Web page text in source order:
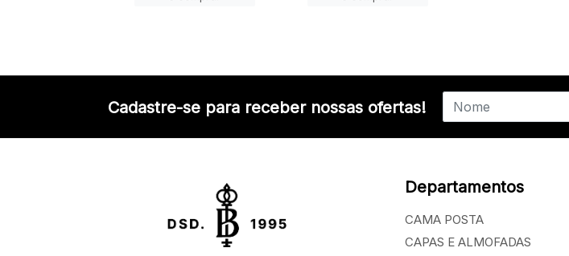
Cadastre-se para receber nossas ofertas!
Departamentos
CAMA POSTA
CAPAS E ALMOFADAS